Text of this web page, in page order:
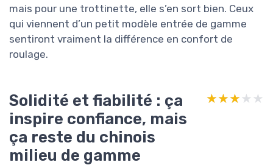
mais pour une trottinette, elle s’en sort bien. Ceux
qui viennent d’un petit modèle entrée de gamme
sentiront vraiment la différence en confort de
roulage.
Solidité et fiabilité : ça
inspire confiance, mais
ça reste du chinois
milieu de gamme
★★★★★
★★★★★